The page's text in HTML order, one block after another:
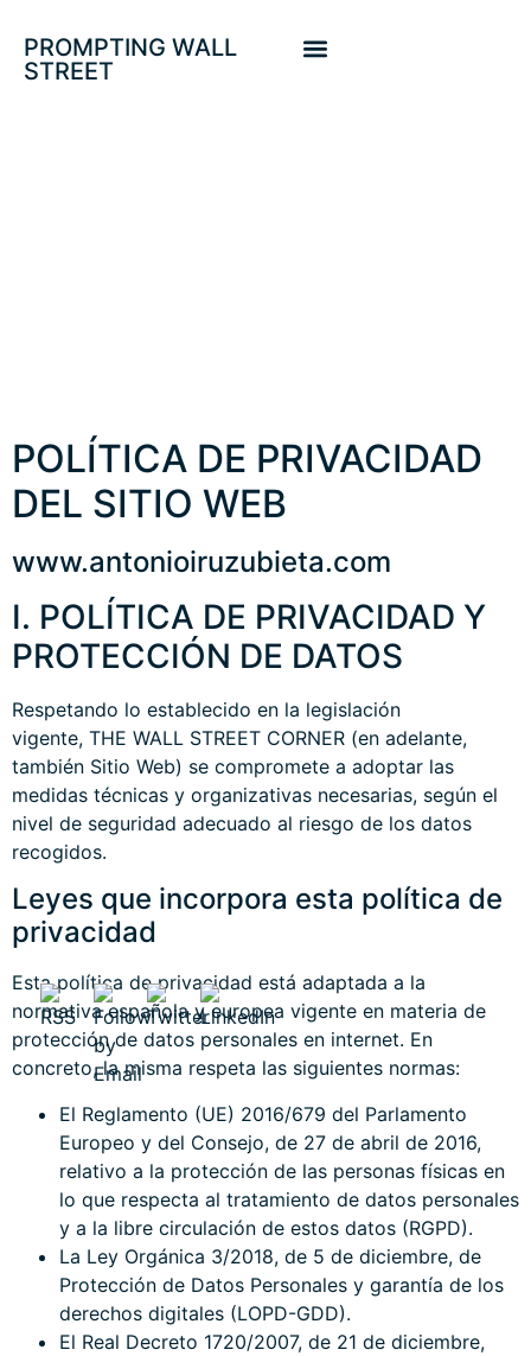
PROMPTING WALL
STREET
POLÍTICA DE PRIVACIDAD
DEL SITIO WEB
www.antonioiruzubieta.com
I. POLÍTICA DE PRIVACIDAD Y
PROTECCIÓN DE DATOS
Respetando lo establecido en la legislación
vigente, THE WALL STREET CORNER (en adelante,
también Sitio Web) se compromete a adoptar las
medidas técnicas y organizativas necesarias, según el
nivel de seguridad adecuado al riesgo de los datos
recogidos.
Leyes que incorpora esta política de
privacidad
Esta política de privacidad está adaptada a la
normativa española y europea vigente en materia de
protección de datos personales en internet. En
concreto, la misma respeta las siguientes normas:
El Reglamento (UE) 2016/679 del Parlamento
Europeo y del Consejo, de 27 de abril de 2016,
relativo a la protección de las personas físicas en
lo que respecta al tratamiento de datos personales
y a la libre circulación de estos datos (RGPD).
La Ley Orgánica 3/2018, de 5 de diciembre, de
Protección de Datos Personales y garantía de los
derechos digitales (LOPD-GDD).
El Real Decreto 1720/2007, de 21 de diciembre,